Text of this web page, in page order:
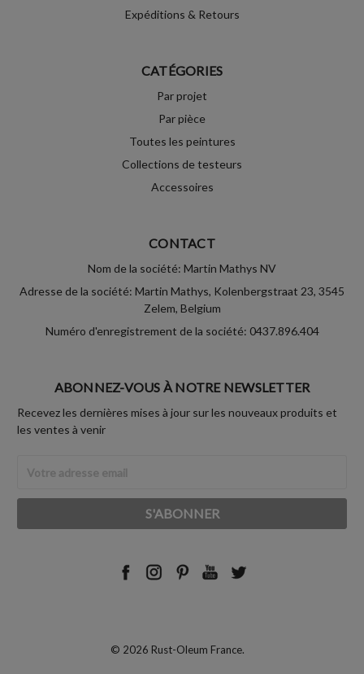
Expéditions & Retours
CATÉGORIES
Par projet
Par pièce
Toutes les peintures
Collections de testeurs
Accessoires
CONTACT
Nom de la société: Martin Mathys NV
Adresse de la société: Martin Mathys, Kolenbergstraat 23, 3545
Zelem, Belgium
Numéro d'enregistrement de la société: 0437.896.404
ABONNEZ-VOUS À NOTRE NEWSLETTER
Recevez les dernières mises à jour sur les nouveaux produits et
les ventes à venir
Email
© 2026 Rust-Oleum France.